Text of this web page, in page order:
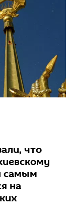
что
самым
на